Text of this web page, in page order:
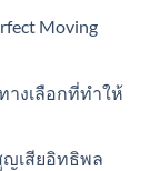
Moving
งเลือกที่ทำให้
ญเสียอิทธิพล